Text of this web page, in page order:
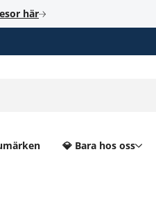
här
💎 Bara hos oss